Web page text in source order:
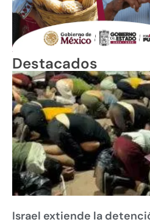
Destacados
Israel extiende la